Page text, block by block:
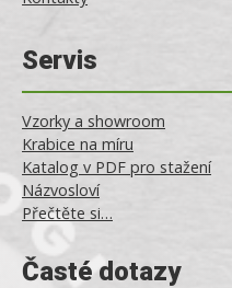
Servis
Vzorky a showroom
Krabice na míru
Katalog v PDF pro stažení
Názvosloví
Přečtěte si…
Časté dotazy